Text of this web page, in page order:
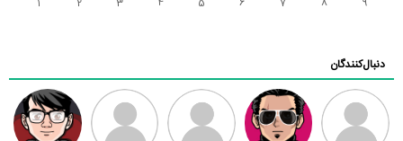
1 2 3 4 5 6 7 8 9
دنبال‌کنندگان